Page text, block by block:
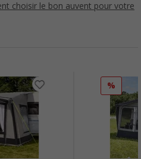
choisir le bon auvent pour votre
%